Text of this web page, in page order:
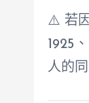
⚠️ 若
1925
人的